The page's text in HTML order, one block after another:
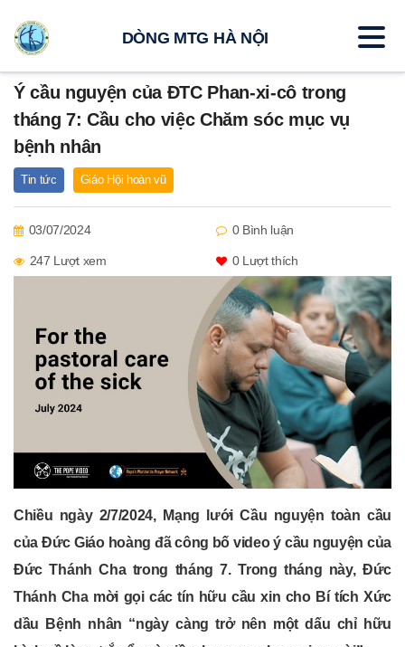
Ý cầu nguyện của ĐTC Phan-xi-cô trong
tháng 7: Cầu cho việc Chăm sóc mục vụ
bệnh nhân
Tin tức Giáo Hội hoàn vũ
03/07/2024 0 Bình luận
247 Lượt xem 0Lượt thích
Chiều ngày 2/7/2024, Mạng lưới Cầu nguyện toàn cầu
của Đức Giáo hoàng đã công bố video ý cầu nguyện của
Đức Thánh Cha trong tháng 7. Trong tháng này, Đức
Thánh Cha mời gọi các tín hữu cầu xin cho Bí tích Xức
dầu Bệnh nhân “ngày càng trở nên một dấu chỉ hữu
DÒNG MTG HÀ NỘI